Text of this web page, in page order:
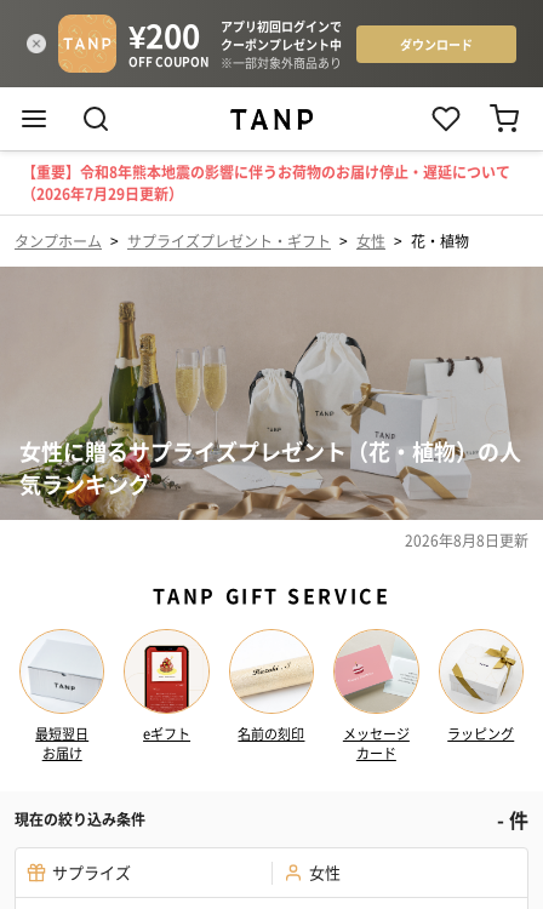
【重要】令和8年熊本地震の影響に伴うお荷物のお届け停止・遅延について
（2026年7月29日更新）
タンプホーム > サプライズプレゼント・ギフト > 女性 > 花・植物
女性に贈るサプライズプレゼント（花・植物）の人
気ランキング
2026年8月8日更新
TANP GIFT SERVICE
最短翌日
お届け
eギフト 名前の刻印
メッセージ
カード
ラッピング
現在の絞り込み条件 -件
サプライズ 女性